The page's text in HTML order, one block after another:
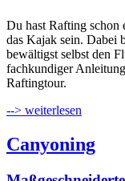
Du hast Rafting schon
das Kajak sein. Dabei
bewältigst selbst den
fachkundiger
Raftingtour.
--> weiterlesen
Canyoning